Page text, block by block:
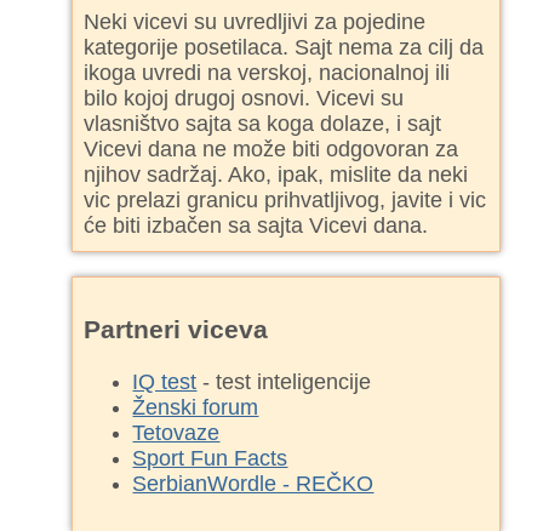
Neki vicevi su uvredljivi za pojedine
kategorije posetilaca. Sajt nema za cilj da
ikoga uvredi na verskoj, nacionalnoj ili
bilo kojoj drugoj osnovi. Vicevi su
vlasništvo sajta sa koga dolaze, i sajt
Vicevi dana ne može biti odgovoran za
njihov sadržaj. Ako, ipak, mislite da neki
vic prelazi granicu prihvatljivog, javite i vic
će biti izbačen sa sajta Vicevi dana.
Partneri viceva
IQ test - test inteligencije
Ženski forum
Tetovaze
Sport Fun Facts
SerbianWordle - REČKO